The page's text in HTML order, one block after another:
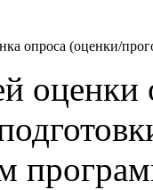
опроса (оценки/
оценки